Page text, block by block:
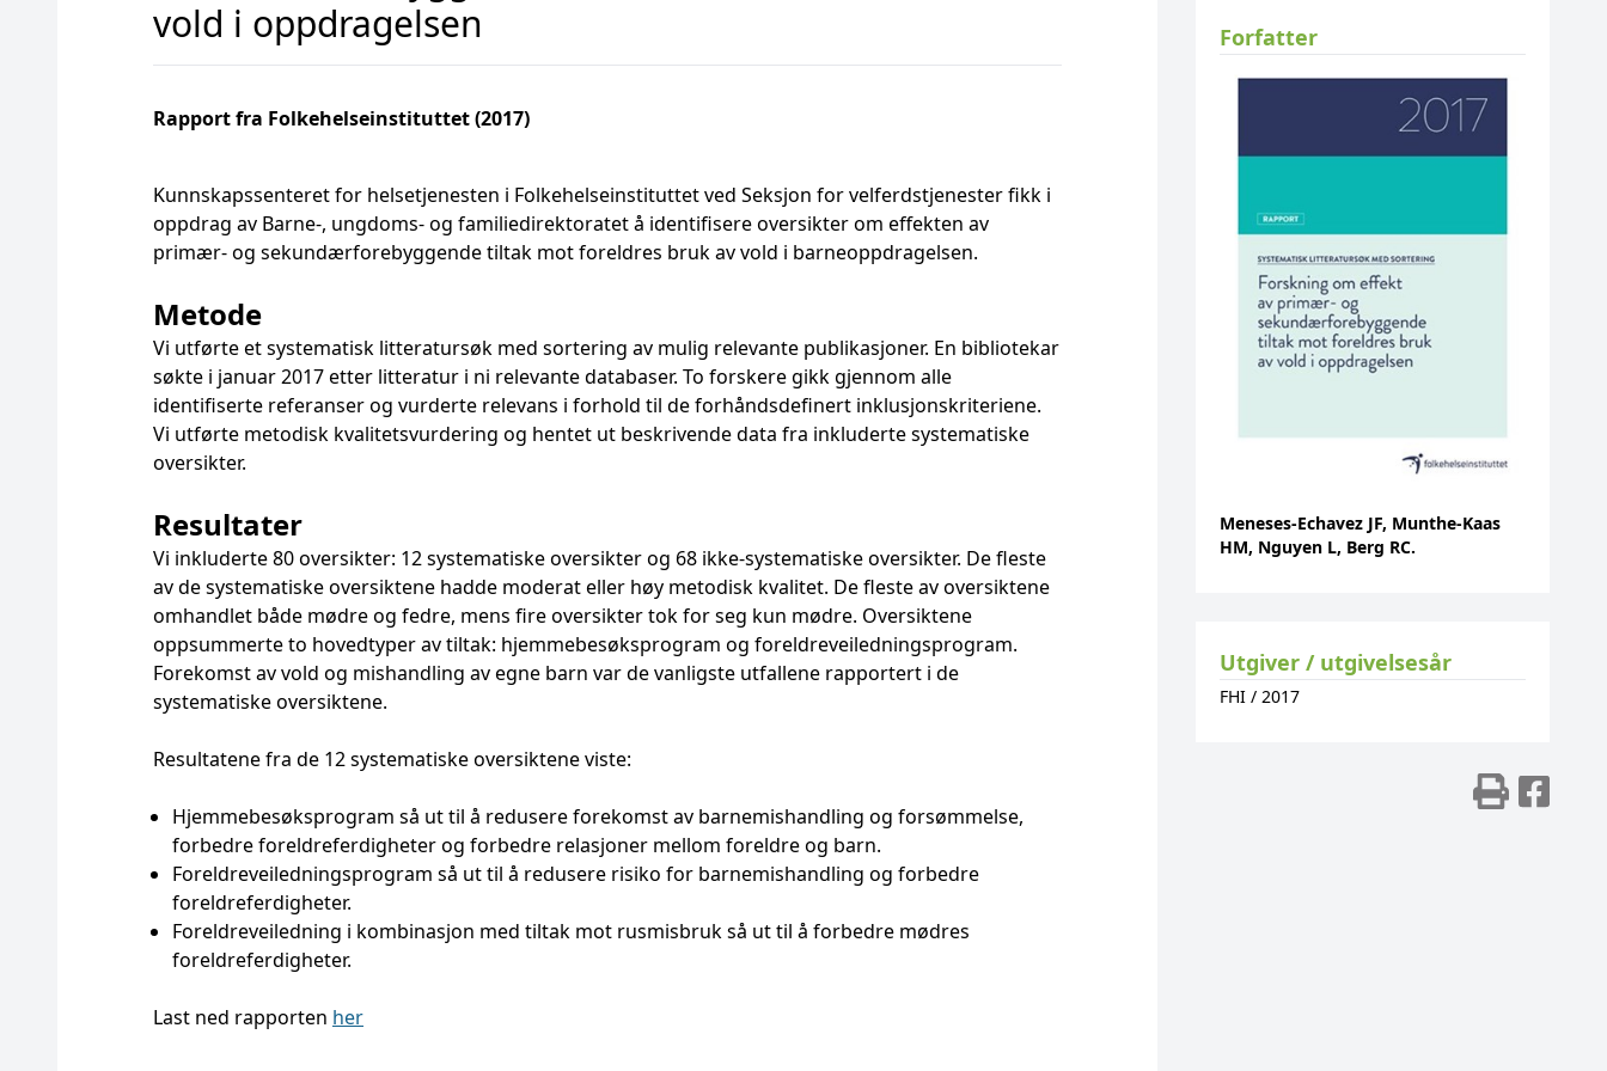
vold i oppdragelsen
Rapport fra Folkehelseinstituttet (2017)
Kunnskapssenteret for helsetjenesten i Folkehelseinstituttet ved Seksjon for velferdstjenester fikk i
oppdrag av Barne-, ungdoms- og familiedirektoratet å identifisere oversikter om effekten av
primær- og sekundærforebyggende tiltak mot foreldres bruk av vold i barneoppdragelsen.
Metode
Vi utførte et systematisk litteratursøk med sortering av mulig relevante publikasjoner. En bibliotekar
søkte i januar 2017 etter litteratur i ni relevante databaser. To forskere gikk gjennom alle
identifiserte referanser og vurderte relevans i forhold til de forhåndsdefinert inklusjonskriteriene.
Vi utførte metodisk kvalitetsvurdering og hentet ut beskrivende data fra inkluderte systematiske
oversikter.
Resultater
Vi inkluderte 80 oversikter: 12 systematiske oversikter og 68 ikke-systematiske oversikter. De fleste
av de systematiske oversiktene hadde moderat eller høy metodisk kvalitet. De fleste av oversiktene
omhandlet både mødre og fedre, mens fire oversikter tok for seg kun mødre. Oversiktene
oppsummerte to hovedtyper av tiltak: hjemmebesøksprogram og foreldreveiledningsprogram.
Forekomst av vold og mishandling av egne barn var de vanligste utfallene rapportert i de
systematiske oversiktene.
Resultatene fra de 12 systematiske oversiktene viste:
Hjemmebesøksprogram så ut til å redusere forekomst av barnemishandling og forsømmelse,
forbedre foreldreferdigheter og forbedre relasjoner mellom foreldre og barn.
Foreldreveiledningsprogram så ut til å redusere risiko for barnemishandling og forbedre
foreldreferdigheter.
Foreldreveiledning i kombinasjon med tiltak mot rusmisbruk så ut til å forbedre mødres
foreldreferdigheter.
Last ned rapporten her
Forfatter
Meneses-Echavez JF, Munthe‐Kaas
HM, Nguyen L, Berg RC.
Utgiver / utgivelsesår
FHI / 2017